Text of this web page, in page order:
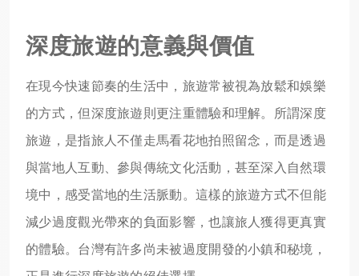
深度旅遊的意義與價值
在現今快速節奏的生活中，旅遊常被視為放鬆和娛樂
的方式，但深度旅遊則更注重體驗和理解。所謂深度
旅遊，是指旅人不僅走馬看花地拍照留念，而是透過
與當地人互動、參與傳統文化活動，甚至深入自然環
境中，感受當地的生活脈動。這樣的旅遊方式不但能
減少過度觀光帶來的負面影響，也讓旅人獲得更真實
的體驗。台灣有許多尚未被過度開發的小鎮和秘境，